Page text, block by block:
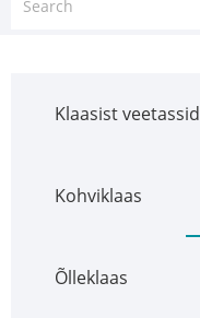
Klaasist veetassid
Kohviklaas
Õlleklaas